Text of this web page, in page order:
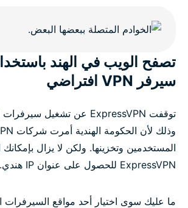
Get ExpressVPN for India
تصفح الويب في الهند
سيرفر VPN افتراضي
المستخدمين وتخزينها. ولكن لا يزال
ExpressVPN للحصول على عنوان IP هندي.
ما عليك سوى اختيار أحد مواقع السيرفرات